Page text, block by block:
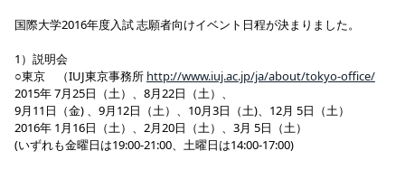
国際大学2016年度入試 志願者向けイベント日程が決まりました。
1）説明会
○東京 （IUJ東京事務所 http://www.iuj.ac.jp/ja/about/tokyo-office/
2015年 7月25日（土）、8月22日（土）、
9月11日（金) 、9月12日（土）、10月3日（土)、12月 5日（土）
2016年 1月16日（土）、2月20日（土）、3月 5日（土）
(いずれも金曜日は19:00-21:00、土曜日は14:00-17:00)